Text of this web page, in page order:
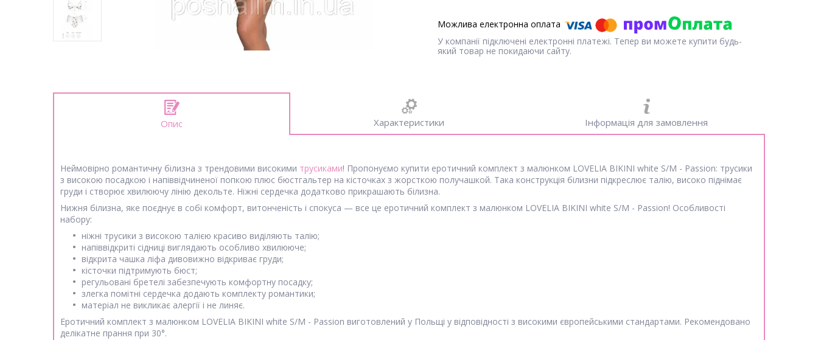
У компанії підключені електронні платежі. Тепер ви можете купити будь-
який товар не покидаючи сайту.
Опис Характеристики Інформація для замовлення
Неймовірно романтичну білизна з трендовими високими трусиками! Пропонуємо купити еротичний комплект з малюнком LOVELIA BIKINI white S/M - Passion: трусики
з високою посадкою і напіввідчиненої попкою плюс бюстгальтер на кісточках з жорсткою получашкой. Така конструкція білизни підкреслює талію, високо піднімає
груди і створює хвилюючу лінію декольте. Ніжні сердечка додатково прикрашають білизна.
Нижня білизна, яке поєднує в собі комфорт, витонченість і спокуса — все це еротичний комплект з малюнком LOVELIA BIKINI white S/M - Passion! Особливості
набору:
ніжні трусики з високою талією красиво виділяють талію;
напіввідкриті сідниці виглядають особливо хвилююче;
відкрита чашка ліфа дивовижно відкриває груди;
кісточки підтримують бюст;
регульовані бретелі забезпечують комфортну посадку;
злегка помітні сердечка додають комплекту романтики;
матеріал не викликає алергії і не линяє.
Еротичний комплект з малюнком LOVELIA BIKINI white S/M - Passion виготовлений у Польщі у відповідності з високими європейськими стандартами. Рекомендовано
делікатне прання при 30°.